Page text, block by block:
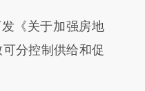
《关于加强房地
分控制供给和促